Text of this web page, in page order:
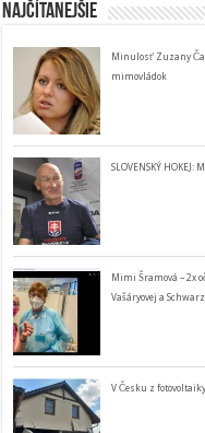
Najčítanejšie
Minulosť Zuzany
mimovládok
SLOVENSKÝ HOKEJ:
Mimi Šramová – 2x
Vašáryovej a
V Česku z